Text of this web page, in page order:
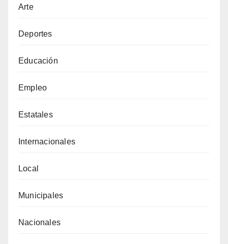
Arte
Deportes
Educación
Empleo
Estatales
Internacionales
Local
Municipales
Nacionales